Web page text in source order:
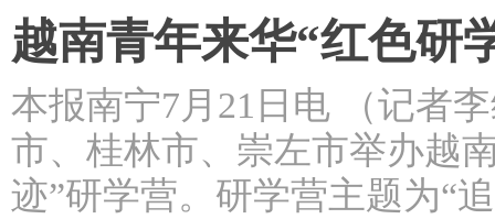
越南青年来华“红色研
本报南宁7月21日电 （记者
市、桂林市、崇左市举办越
迹”研学营。研学营主题为“